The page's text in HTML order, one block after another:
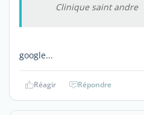
Clinique saint andre
google...
Réagir Répondre